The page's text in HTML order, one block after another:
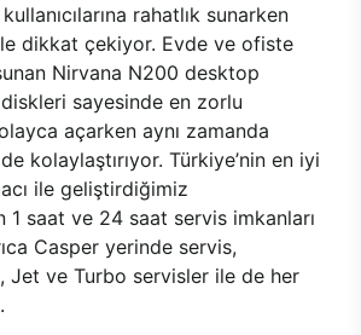
rahatlık sunarken
dikkat çekiyor. Evde ve ofiste
Nirvana N200 desktop
sayesinde en zorlu
açarken aynı zamanda
kolaylaştırıyor. Türkiye’nin en iyi
ile geliştirdiğimiz
1 saat ve 24 saat servis imkanları
Casper yerinde servis,
Jet ve Turbo servisler ile de her